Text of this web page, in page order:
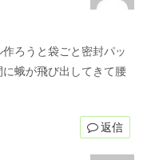
ろうと袋ごと密封パッ
蛾が飛び出してきて腰
返信